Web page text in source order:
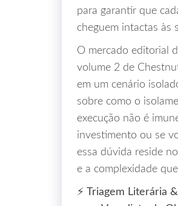
para garantir que
cheguem intactas às
O mercado editorial
volume 2 de
em um cenário
sobre como o
execução não é
investimento ou se
essa dúvida reside
e a complexidade
⚡ Triagem Literária